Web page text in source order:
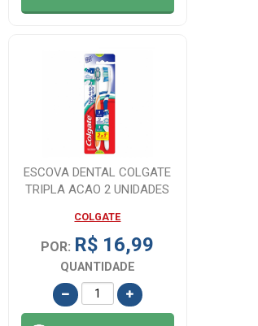
ESCOVA DENTAL COLGATE
TRIPLA ACAO 2 UNIDADES
COLGATE
POR: R$ 16,99
QUANTIDADE